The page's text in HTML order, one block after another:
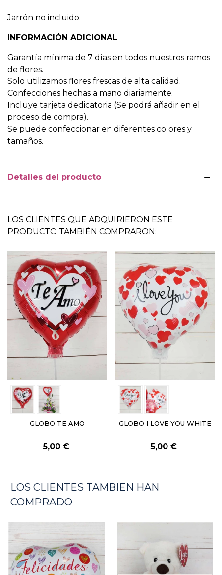
Jarrón no incluido.
INFORMACIÓN ADICIONAL
Garantía mínima de 7 días en todos nuestros ramos
de flores.
Solo utilizamos flores frescas de alta calidad.
Confecciones hechas a mano diariamente.
Incluye tarjeta dedicatoria (Se podrá añadir en el
proceso de compra).
Se puede confeccionar en diferentes colores y
tamaños.
Detalles del producto
LOS CLIENTES QUE ADQUIRIERON ESTE
PRODUCTO TAMBIÉN COMPRARON:
GLOBO TE AMO
5,00 €
GLOBO I LOVE YOU WHITE
5,00 €
LOS CLIENTES TAMBIEN HAN
COMPRADO